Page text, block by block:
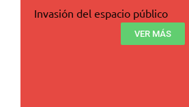
Invasión del espacio público
VER MÁS